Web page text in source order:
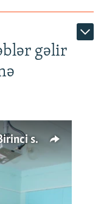
gəlir
50 min müəllim işini itirə bilər. Birinci sinfə gedənlər azalır